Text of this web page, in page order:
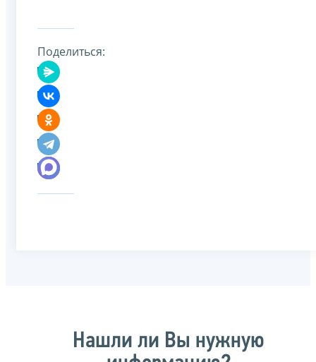
Поделиться:
Нашли ли Вы нужную